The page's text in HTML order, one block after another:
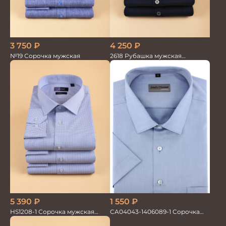
3 750 ₽
№19 Сорочка мужская
4 250 ₽
2618 Рубашка мужская
кор.рукав трикотажная т.син.
100%хлопок
5 390 ₽
HS1208-1 Сорочка мужская
голубая мел.клетка
1 550 ₽
CA04043-1406089-1 Сорочка